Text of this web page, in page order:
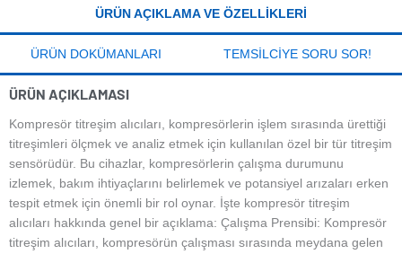
ÜRÜN AÇIKLAMA VE ÖZELLIKLERI
ÜRÜN DOKÜMANLARI TEMSILCIYE SORU SOR!
ÜRÜN AÇIKLAMASI
Kompresör titreşim alıcıları, kompresörlerin işlem sırasında ürettiği
titreşimleri ölçmek ve analiz etmek için kullanılan özel bir tür titreşim
sensörüdür. Bu cihazlar, kompresörlerin çalışma durumunu
izlemek, bakım ihtiyaçlarını belirlemek ve potansiyel arızaları erken
tespit etmek için önemli bir rol oynar. İşte kompresör titreşim
alıcıları hakkında genel bir açıklama: Çalışma Prensibi: Kompresör
titreşim alıcıları, kompresörün çalışması sırasında meydana gelen